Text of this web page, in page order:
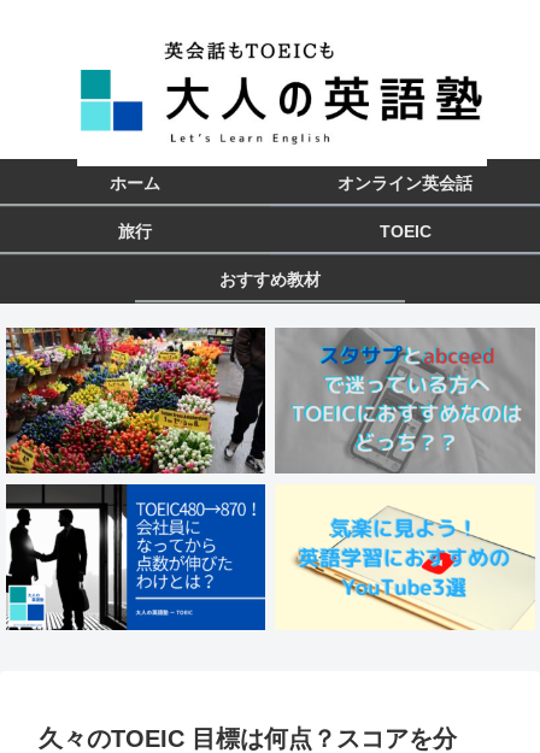
ホーム オンライン英会話
旅行 TOEIC
おすすめ教材
久々のTOEIC 目標は何点？スコアを分